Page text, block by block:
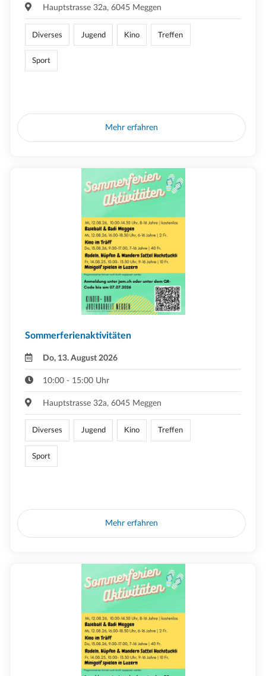
Hauptstrasse 32a, 6045 Meggen
Diverses Jugend Kino Treffen
Sport
Mehr erfahren
Sommerferienaktivitäten
Do, 13. August 2026
10:00 - 15:00 Uhr
Hauptstrasse 32a, 6045 Meggen
Diverses Jugend Kino Treffen
Sport
Mehr erfahren